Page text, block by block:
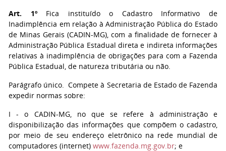
Art. 1ºFica instituído o Cadastro Informativo de
Inadimplência em relação à Administração Pública do Estado
de Minas Gerais (CADIN-MG), com a finalidade de fornecer à
Administração Pública Estadual direta e indireta informações
relativas à inadimplência de obrigações para com a Fazenda
Pública Estadual, de natureza tributária ou não.
Parágrafo único. Compete à Secretaria de Estado de Fazenda
expedir normas sobre:
I - o CADIN-MG, no que se refere à administração e
disponibilização das informações que compõem o cadastro,
por meio de seu endereço eletrônico na rede mundial de
computadores (internet) www.fazenda.mg.gov.br; e